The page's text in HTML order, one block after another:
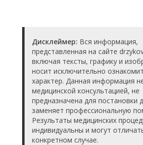
Дисклеймер: Вся информация,
представленная на сайте
включая тексты, графику и
носит исключительно
характер. Данная информация
медицинской консультацией, не
предназначена для постановки
заменяет профессиональную
Результаты медицинских
индивидуальны и могут
конкретном случае.